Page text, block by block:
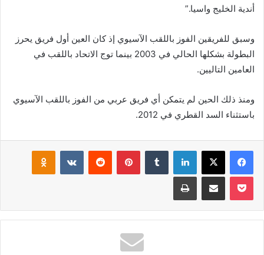
أندية الخليج واسيا.”
وسبق للفريقين الفوز باللقب الآسيوي إذ كان العين أول فريق يحرز
البطولة بشكلها الحالي في 2003 بينما توج الاتحاد باللقب في
العامين التاليين.
ومنذ ذلك الحين لم يتمكن أي فريق عربي من الفوز باللقب الآسيوي
باستثناء السد القطري في 2012.
فيسبوك ‫X لينكدإن بينتيريست
‫Pocket مشاركة عبر البريد طباعة